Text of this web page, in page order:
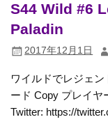
S44 Wild #6
Paladin
2017年12月1日
ワイルドでレジェ
ード Copy プレイヤ
Twitter: https://